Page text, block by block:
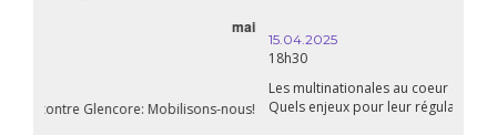
Les multinationales au coeur d’un nouvel âge de l’impérialisme.
Quels enjeux pour leur régulation ?